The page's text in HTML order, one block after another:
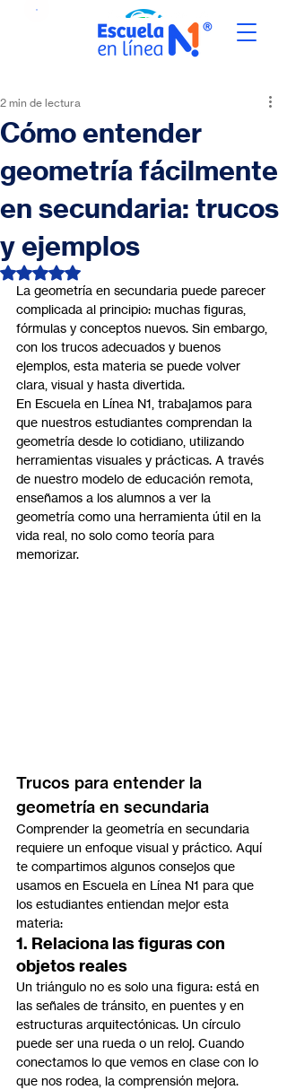
Cómo entender
geometría fácilmente
en secundaria: trucos
y ejemplos
2 min de lectura
Obtuvo NaN de 5 estrellas.
La geometría en secundaria puede parecer
complicada al principio: muchas figuras,
fórmulas y conceptos nuevos. Sin embargo,
con los trucos adecuados y buenos
ejemplos, esta materia se puede volver
clara, visual y hasta divertida.
En Escuela en Línea N1, trabajamos para
que nuestros estudiantes comprendan la
geometría desde lo cotidiano, utilizando
herramientas visuales y prácticas. A través
de nuestro modelo de educación remota,
enseñamos a los alumnos a ver la
geometría como una herramienta útil en la
vida real, no solo como teoría para
memorizar.
Trucos para entender la
geometría en secundaria
Comprender la geometría en secundaria
requiere un enfoque visual y práctico. Aquí
te compartimos algunos consejos que
usamos en Escuela en Línea N1 para que
los estudiantes entiendan mejor esta
materia:
1. Relaciona las figuras con
objetos reales
Un triángulo no es solo una figura: está en
las señales de tránsito, en puentes y en
estructuras arquitectónicas. Un círculo
puede ser una rueda o un reloj. Cuando
conectamos lo que vemos en clase con lo
que nos rodea, la comprensión mejora.